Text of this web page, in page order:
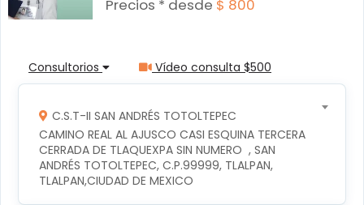
Precios * desde $ 800
Consultorios Vídeo consulta $500
C.S.T-II SAN ANDRÉS TOTOLTEPEC
CAMINO REAL AL AJUSCO CASI ESQUINA TERCERA
CERRADA DE TLAQUEXPA SIN NUMERO  , SAN
ANDRÉS TOTOLTEPEC, C.P.99999, TLALPAN,
TLALPAN,CIUDAD DE MEXICO